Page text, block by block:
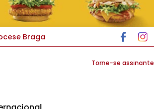
Braga
Torne-se assinante